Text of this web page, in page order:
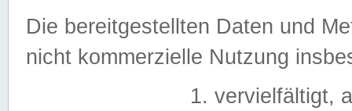
Die bereitgestellten Daten und
nicht kommerzielle Nutzung
vervielfältigt,